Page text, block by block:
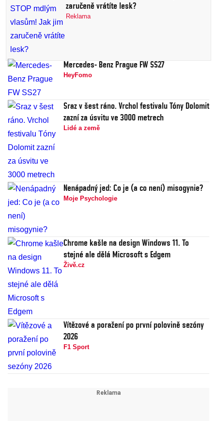
zaručeně vrátíte lesk?
Reklama
Mercedes- Benz Prague FW SS27
HeyFomo
Sraz v šest ráno. Vrchol festivalu Tóny Dolomit
zazní za úsvitu ve 3000 metrech
Lidé a země
Nenápadný jed: Co je (a co není) misogynie?
Moje Psychologie
Chrome kašle na design Windows 11. To
stejné ale dělá Microsoft s Edgem
Živě.cz
Vítězové a poražení po první polovině sezóny
2026
F1 Sport